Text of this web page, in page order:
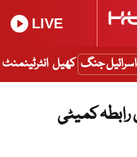
LIVE
اسرائیل جنگ کھیل انٹرٹینمنٹ
رابطہ کمیٹی